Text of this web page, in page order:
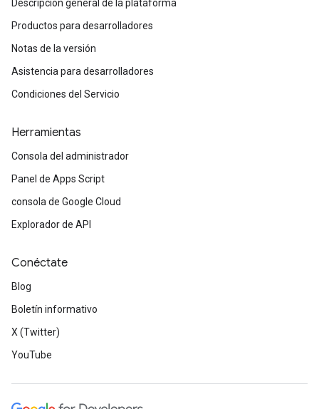
Descripción general de la plataforma
Productos para desarrolladores
Notas de la versión
Asistencia para desarrolladores
Condiciones del Servicio
Herramientas
Consola del administrador
Panel de Apps Script
consola de Google Cloud
Explorador de API
Conéctate
Blog
Boletín informativo
X (Twitter)
YouTube